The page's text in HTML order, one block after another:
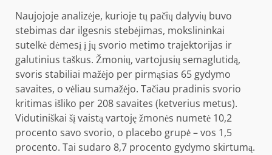
Naujojoje analizėje, kurioje tų pačių dalyvių buvo
stebimas dar ilgesnis stebėjimas, mokslininkai
sutelkė dėmesį į jų svorio metimo trajektorijas ir
galutinius taškus. Žmonių, vartojusių semaglutidą,
svoris stabiliai mažėjo per pirmąsias 65 gydymo
savaites, o vėliau sumažėjo. Tačiau pradinis svorio
kritimas išliko per 208 savaites (ketverius metus).
Vidutiniškai šį vaistą vartoję žmonės numetė 10,2
procento savo svorio, o placebo grupė – vos 1,5
procento. Tai sudaro 8,7 procento gydymo skirtumą.